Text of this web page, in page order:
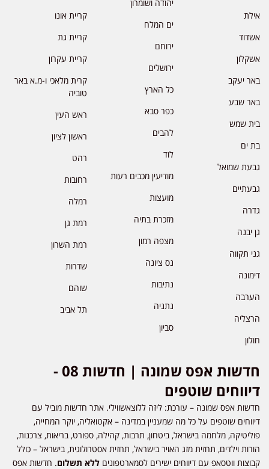
אילת
אשדוד
אשקלון
באר יעקב
באר שבע
בית שמש
בת ים
גבעת שמואל
גבעתיים
גדרה
גן יבנה
גני תקווה
דימונה
הערבה
הרצליה
חולון
יהודה ושומרון
ים המלח
ירוחם
ירושלים
כל הארץ
כפר סבא
להבים
לוד
מודיעין מכבים רעות
מועצות
מזכרת בתיה
מצפה רמון
נס ציונה
נתיבות
נתניה
סביון
קריית אונו
קריית גת
קריית עקרון
קרית מלאכי ו-מ.א באר
טוביה
ראש העין
ראשון לציון
רהט
רחובות
רמלה
רמת גן
רמת השרון
שדרות
שוהם
תל אביב
חדשות אפס שמונה | חדשות 08 -
דיווחים שוטפים
חדשות אפס שמונה – עורכת: ליזה ללוצאשווילי. אתר חדשות מוביל עם
דיווחים שוטפים על כל מה שמעניין במדינה – אקטואליה, יוקר המחייה,
פוליטיקה, מלחמה בישראל, ביטחון, תרבות, קהילה, ספורט, בריאות, צרכנות,
הורות וילדים, תחזית מזג האויר בישראל, תחזית אסטרולוגית, בישראל – כולל
קבוצות ווטסאפ עם דיווחים ישירים לסמארטפונים ללא תשלום. חדשות אפס